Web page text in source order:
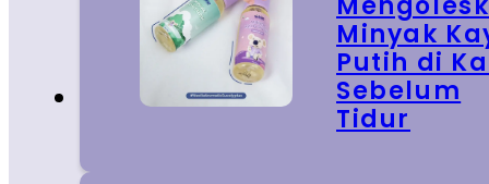
Minyak
Putih di
Sebelum
Tidur